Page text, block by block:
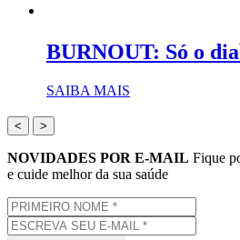
BURNOUT: Só o
SAIBA MAIS
< >
NOVIDADES POR E-MAIL Fique
e cuide melhor da sua saúde